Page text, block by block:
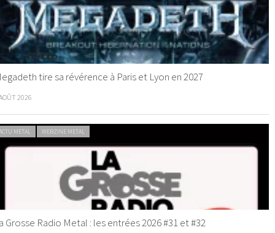
tire sa révérence à Paris et Lyon en 2027
2026
METAL WEBZINE METAL
Grosse Radio Metal : les entrées 2026 #31 et #32